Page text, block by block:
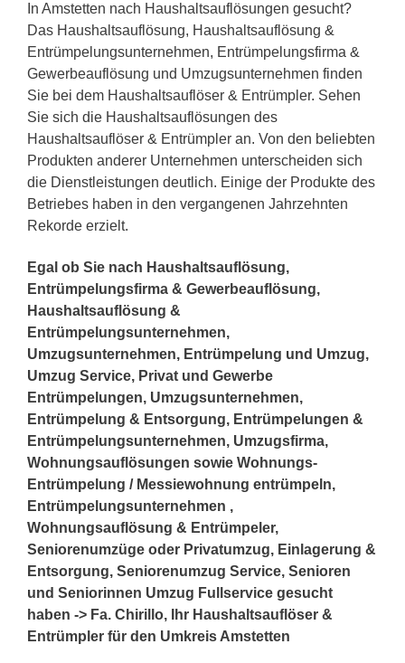
In Amstetten nach Haushaltsauflösungen gesucht?
Das Haushaltsauflösung, Haushaltsauflösung &
Entrümpelungsunternehmen, Entrümpelungsfirma &
Gewerbeauflösung und Umzugsunternehmen finden
Sie bei dem Haushaltsauflöser & Entrümpler. Sehen
Sie sich die Haushaltsauflösungen des
Haushaltsauflöser & Entrümpler an. Von den beliebten
Produkten anderer Unternehmen unterscheiden sich
die Dienstleistungen deutlich. Einige der Produkte des
Betriebes haben in den vergangenen Jahrzehnten
Rekorde erzielt.
Egal ob Sie nach Haushaltsauflösung,
Entrümpelungsfirma & Gewerbeauflösung,
Haushaltsauflösung &
Entrümpelungsunternehmen,
Umzugsunternehmen, Entrümpelung und Umzug,
Umzug Service, Privat und Gewerbe
Entrümpelungen, Umzugsunternehmen,
Entrümpelung & Entsorgung, Entrümpelungen &
Entrümpelungsunternehmen, Umzugsfirma,
Wohnungsauflösungen sowie Wohnungs-
Entrümpelung / Messiewohnung entrümpeln,
Entrümpelungsunternehmen ,
Wohnungsauflösung & Entrümpeler,
Seniorenumzüge oder Privatumzug, Einlagerung &
Entsorgung, Seniorenumzug Service, Senioren
und Seniorinnen Umzug Fullservice gesucht
haben -> Fa. Chirillo, Ihr Haushaltsauflöser &
Entrümpler für den Umkreis Amstetten